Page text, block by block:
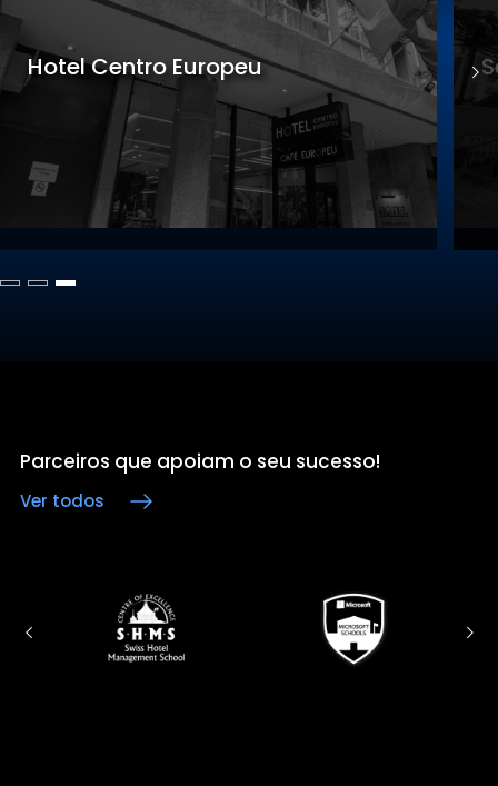
Sede Gastronomia
Parceiros que apoiam o seu sucesso!
Ver todos